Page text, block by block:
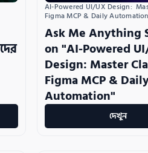
AI-Powered UI/UX Design:
Figma MCP & Daily Automation
Ask Me Anything
on "AI-Powered
Design: Master
Figma MCP &
Automation"
দেখুন